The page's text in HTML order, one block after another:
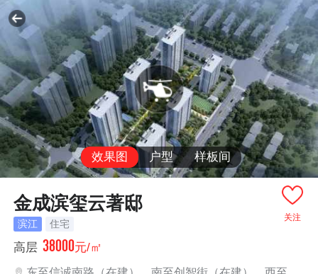
效果图 户型 样板间
关注
金成滨玺云著邸
滨江 住宅
高层 38000元/㎡